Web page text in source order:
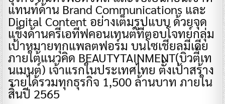
แทนท์ด้าน Brand Communications และ
Digital Content อย่างเต็มรูปแบบ ด้วยจุด
แข็งด้านครีเอทีฟคอนเทนต์ที่ตอบโจทย์กลุ่ม
เป้าหมายทุกแพลตฟอร์ม บนโซเชียลมีเดีย
ภายใต้แนวคิด BEAUTYTAINMENT(บิวตี้เท
นเมนต์) เจ้าแรกในประเทศไทย ตั้งเป้าสร้าง
รายได้รวมทุกธุรกิจ 1,500 ล้านบาท ภายใน
สิ้นปี 2565